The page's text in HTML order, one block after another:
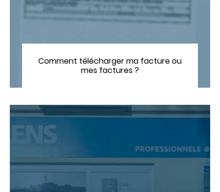
Comment télécharger ma facture ou
mes factures ?